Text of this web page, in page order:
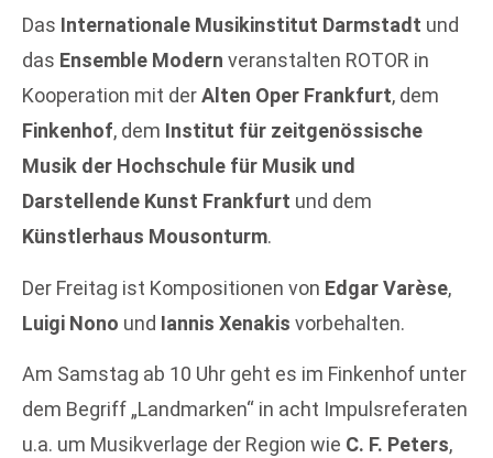
Das Internationale Musikinstitut Darmstadt und
das Ensemble Modern veranstalten ROTOR in
Kooperation mit derAlten Oper Frankfurt, dem
Finkenhof, dem Institut für zeitgenössische
Musik der Hochschule für Musik und
Darstellende Kunst Frankfurt und dem
Künstlerhaus Mousonturm.
Der Freitag ist Kompositionen von Edgar Varèse,
Luigi Nono und Iannis Xenakis vorbehalten.
Am Samstag ab 10 Uhr geht es im Finkenhof unter
dem Begriff „Landmarken“ in acht Impulsreferaten
u.a. um Musikverlage der Region wie C. F. Peters,